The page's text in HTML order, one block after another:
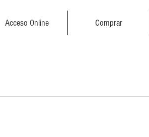
Acceso Online Comprar